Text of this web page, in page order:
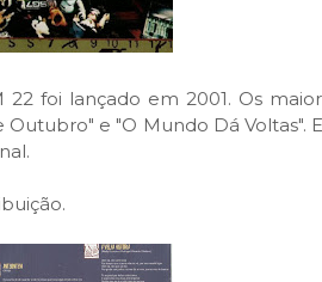
foi lançado em 2001. Os
Outubro" e "O Mundo Dá Voltas".